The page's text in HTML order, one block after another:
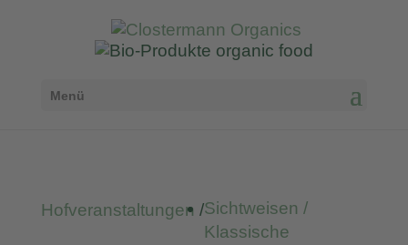
Menü
Hofveranstaltungen /Sichtweisen /
Klassische